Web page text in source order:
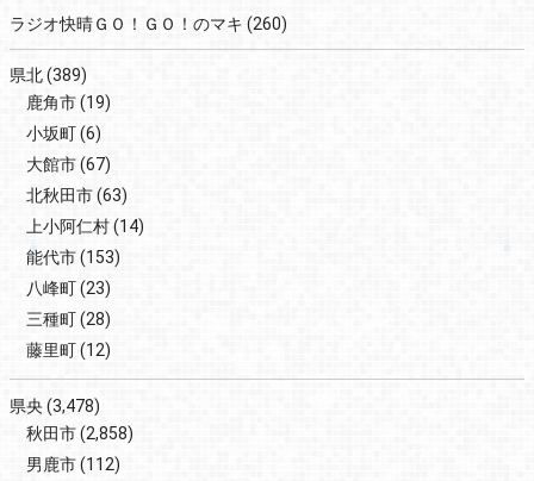
ラジオ快晴ＧＯ！ＧＯ！のマキ (260)
県北(389)
鹿角市(19)
小坂町(6)
大館市(67)
北秋田市(63)
上小阿仁村(14)
能代市(153)
八峰町(23)
三種町(28)
藤里町(12)
県央(3,478)
秋田市(2,858)
男鹿市(112)